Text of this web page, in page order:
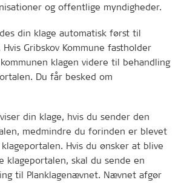
og offentlige myndigheder.
din klage automatisk først til
Hvis Gribskov Kommune fastholder
klagen videre til behandling
Du får besked om
din klage, hvis du sender den
medmindre du forinden er blevet
Hvis du ønsker at blive
skal du sende en
til Planklagenævnet. Nævnet afgør